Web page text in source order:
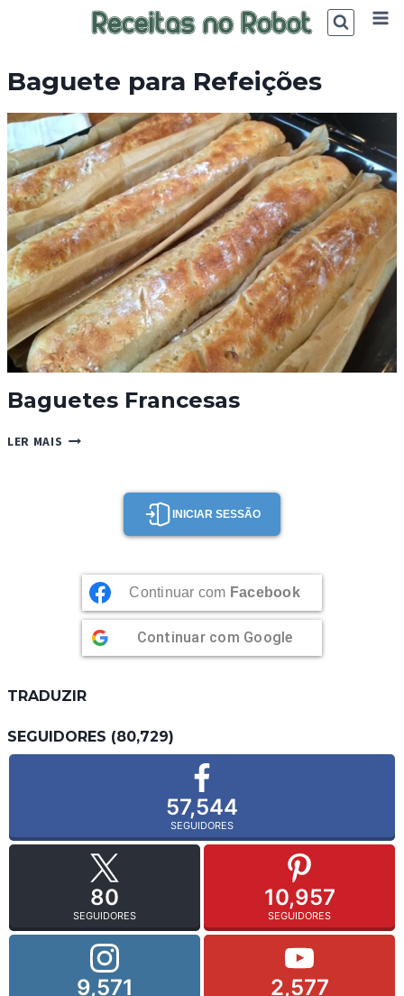
Baguete para Refeições
Baguetes Francesas
LER MAIS BAGUETES
INICIAR SESSÃO
Continuar com Facebook
Continuar com Google
TRADUZIR
SEGUIDORES (80,729)
57,544
SEGUIDORES
80
SEGUIDORES
10,957
SEGUIDORES
9,571 2,577